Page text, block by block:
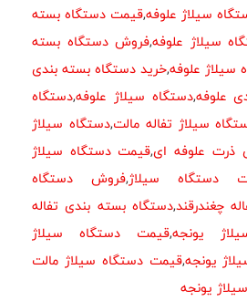
سیلاژ علوفه,قیمت دستگاه بسته
سیلاژ علوفه,فروش دستگاه بسته
سیلاژ علوفه,خرید دستگاه بسته بندی
علوفه,دستگاه سیلاژ علوفه,دستگاه
سیلاژ تفاله مالت,دستگاه سیلاژ
ذرت علوفه ای,قیمت دستگاه سیلاژ
دستگاه سیلاژ,فروش دستگاه
چغندرقند,دستگاه بسته بندی تفاله
یونجه,قیمت دستگاه سیلاژ
یونجه,قیمت دستگاه سیلاژ مالت
یونجه